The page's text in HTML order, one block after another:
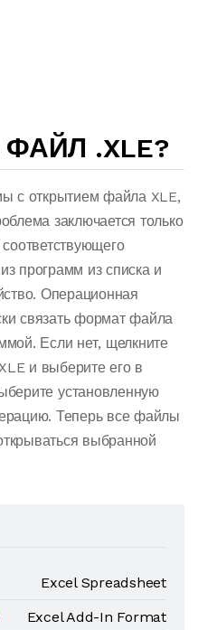
.XLE?
с открытием файла XLE,
заключается только
программ из списка и
Операционная
связать формат файла
Если нет, щелкните
и выберите его в
установленную
Теперь все файлы
выбранной
Excel Spreadsheet
Excel Add-In Format